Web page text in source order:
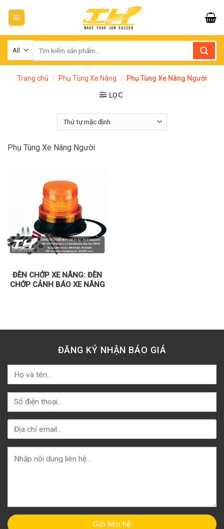
Tìm
kiếm:
Trang chủ / Phụ Tùng Xe Nâng / Phụ Tùng Xe Nâng Người
LỌC
Phụ Tùng Xe Nâng Người
ĐÈN CHỚP XE NÂNG: ĐÈN
CHỚP CẢNH BÁO XE NÂNG
ĐĂNG KÝ NHẬN BÁO GIÁ